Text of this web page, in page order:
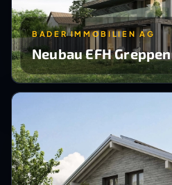
BADER IMMOBILIEN AG
Neubau EFH Greppen